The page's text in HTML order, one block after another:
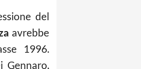
del
avrebbe
1996.
Gennaro,